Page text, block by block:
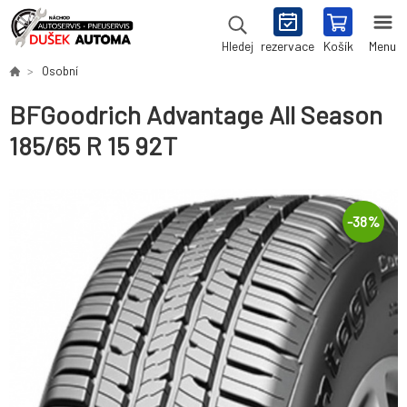
Hledej rezervace Košík Menu
Osobní
BFGoodrich Advantage All Season
185/65 R 15 92T
-38%